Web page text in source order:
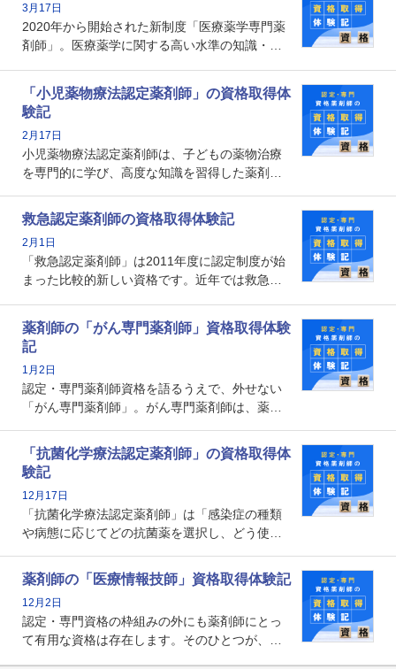
なのでしょうか。それを取得するとどのような
メリットがあるのでしょうか。
3月17日
2020年から開始された新制度「医療薬学専門薬
剤師」。医療薬学に関する高い水準の知識・技
剤師としての専門性を示す客観的な根拠の一つ
となります。取得要件は多岐に渡り、審査も複
数回ありますが、患者さんに対して一定の能力
の証明になる資格と言えます。
「小児薬物療法認定薬剤師」の資格取得体
験記
2月17日
小児薬物療法認定薬剤師は、子どもの薬物治療
を専門的に学び、高度な知識を習得した薬剤師
や、特有の疾患、心理状況を理解し、専門性を
深めることで、子どもとその保護者に寄り添え
る存在です。今回はそんな小児薬物療法認定薬
剤師の取得体験記をご紹介します。
救急認定薬剤師の資格取得体験記
2月1日
「救急認定薬剤師」は2011年度に認定制度が始
まった比較的新しい資格です。近年では救急病
とから、救急認定薬剤師を目指す病院薬剤師も
増えているのではないでしょうか。今回はそん
な救急認定薬剤師の取得体験記をご紹介しま
す。
薬剤師の「がん専門薬剤師」資格取得体験
記
1月2日
認定・専門薬剤師資格を語るうえで、外せない
「がん専門薬剤師」。がん専門薬剤師は、薬剤
関する資格として、2009年に発足しました。薬
剤師の専門性を活かして高度化するがん医療に
貢献する姿は、今も病院薬剤師にとって一目置
かれる存在です。
「抗菌化学療法認定薬剤師」の資格取得体
験記
12月17日
「抗菌化学療法認定薬剤師」は「感染症の種類
や病態に応じてどの抗菌薬を選択し、どう使っ
る薬剤師です。現在、感染防止対策加算の施設
基準に専任の薬剤師配置が挙げられており、今
後は感染症領域で薬剤師に、より多くの役割が
求められる可能性もあります。
薬剤師の「医療情報技師」資格取得体験記
12月2日
認定・専門資格の枠組みの外にも薬剤師にとっ
て有用な資格は存在します。そのひとつが、